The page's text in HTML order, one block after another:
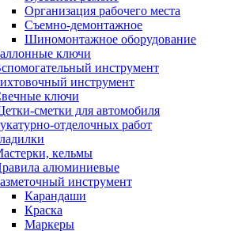
Организация рабочего места
Съемно-демонтажное
Шиномонтажное оборудование
ключи
инструмент
инструмент
ключи
сметки для автомобиля
отделочных работ
кельмы
алюминиевые
инструмент
Карандаши
Краска
Маркеры